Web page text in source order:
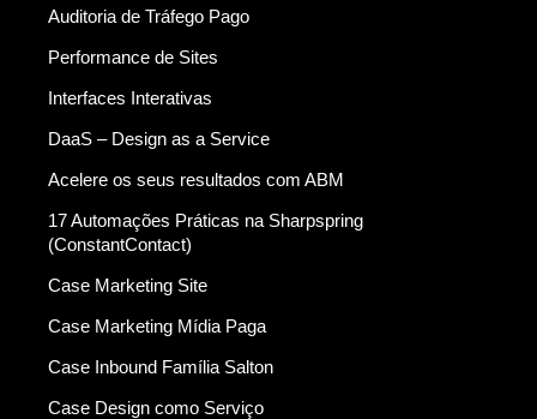
Auditoria de Tráfego Pago
Performance de Sites
Interfaces Interativas
DaaS – Design as a Service
Acelere os seus resultados com ABM
17 Automações Práticas na Sharpspring
(ConstantContact)
Case Marketing Site
Case Marketing Mídia Paga
Case Inbound Família Salton
Case Design como Serviço